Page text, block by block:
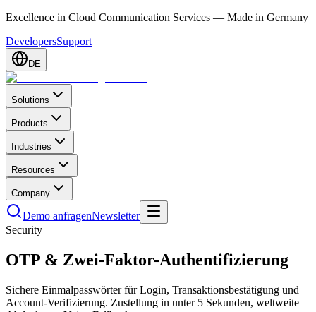
Excellence in Cloud Communication Services — Made in Germany
DevelopersSupport
DE
Solutions
Products
Industries
Resources
Company
Demo anfragenNewsletter
Security
OTP & Zwei-Faktor-Authentifizierung
Sichere Einmalpasswörter für Login, Transaktionsbestätigung und
Account-Verifizierung. Zustellung in unter 5 Sekunden, weltweite